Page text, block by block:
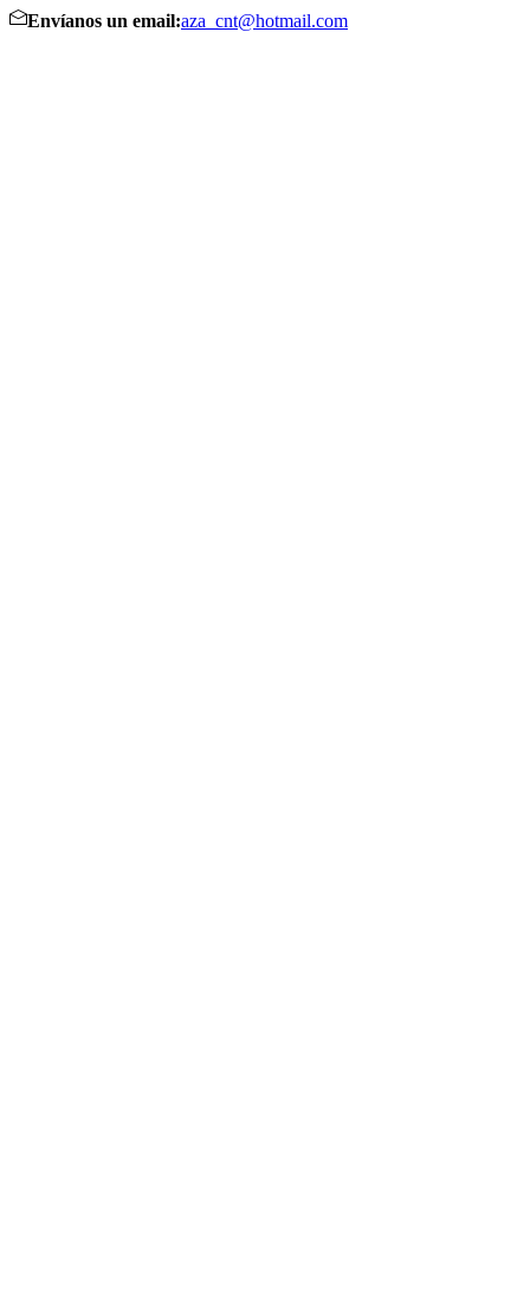
Envíanos un email:aza_cnt@hotmail.com